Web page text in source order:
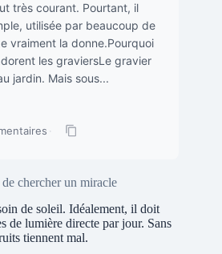
très courant. Pourtant, il
utilisée par beaucoup de
vraiment la donne.Pourquoi
les graviersLe gravier
jardin. Mais sous...
·
chercher un miracle
de soleil. Idéalement, il doit
de lumière directe par jour. Sans
tiennent mal.